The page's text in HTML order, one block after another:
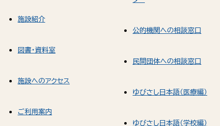
施設紹介
図書・資料室
施設へのアクセス
ご利用案内
公的機関への相談窓口
民間団体への相談窓口
ゆびさし日本語（医療編）
ゆびさし日本語（学校編）